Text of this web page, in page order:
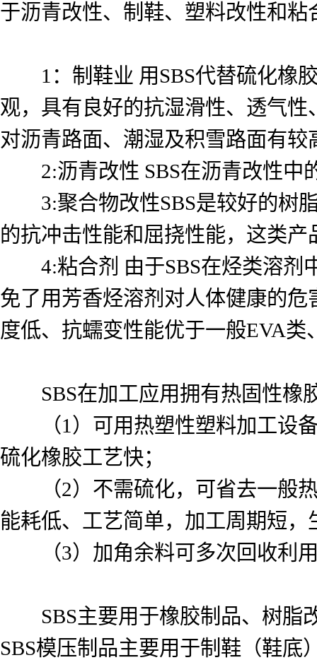
于沥青改性、制鞋、塑料改性和粘
1：制鞋业 用SBS代替硫化橡胶
观，具有良好的抗湿滑性、透气
对沥青路面、潮湿及积雪路面有较
2:沥青改性 SBS在沥青改性中
3:聚合物改性SBS是较好的树脂
的抗冲击性能和屈挠性能，这类
4:粘合剂 由于SBS在烃类溶剂
免了用芳香烃溶剂对人体健康的
度低、抗蠕变性能优于一般EVA
SBS在加工应用拥有热固性橡
（1）可用热塑性塑料加工设备
硫化橡胶工艺快；
（2）不需硫化，可省去一般热
能耗低、工艺简单，加工周期短
（3）加角余料可多次回收利用
SBS主要用于橡胶制品、树脂
SBS模压制品主要用于制鞋（鞋